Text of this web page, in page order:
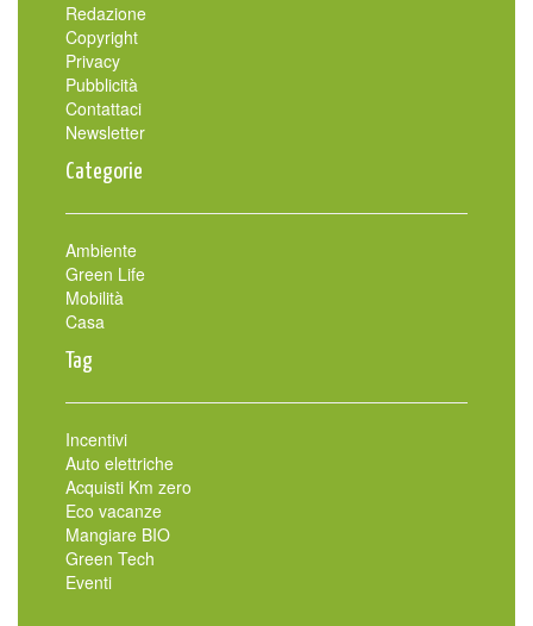
Redazione
Copyright
Privacy
Pubblicità
Contattaci
Newsletter
Categorie
Ambiente
Green Life
Mobilità
Casa
Tag
Incentivi
Auto elettriche
Acquisti Km zero
Eco vacanze
Mangiare BIO
Green Tech
Eventi